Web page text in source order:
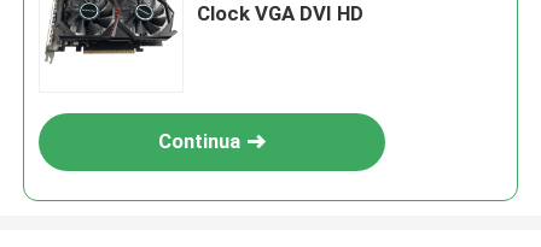
Clock VGA DVI HD
Continua